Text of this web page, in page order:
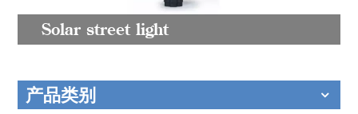
Solar street light
产品类别